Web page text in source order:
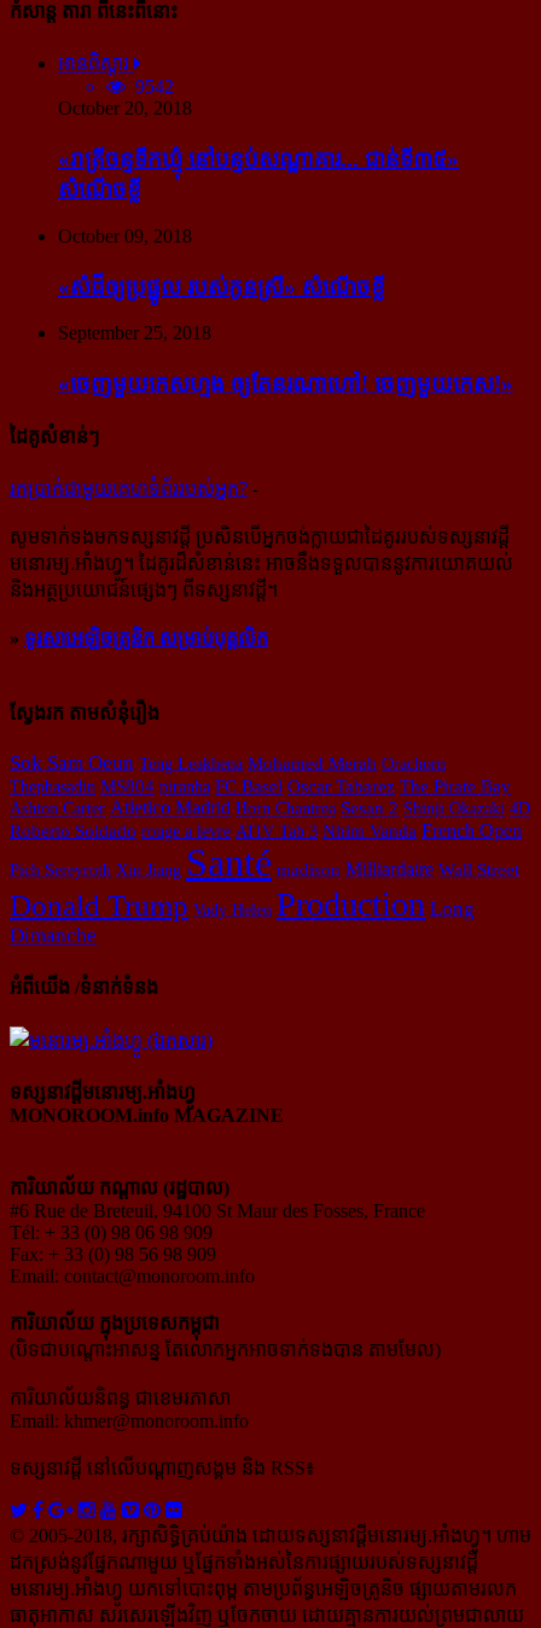
កំសាន្ដ តារា ពីនេះពីនោះ
អានពិស្ដារ
9542
October 20, 2018
«រាត្រីចន្ទទឹកឃ្មុំ នៅបន្ទប់សណ្ឋាគារ... ជាន់ទី៣៥»
សំណើចខ្លី
October 09, 2018
«សំដី​ឲ្យ​ប្រផ្នូល របស់​កូនស្រី» សំណើចខ្លី
September 25, 2018
«ចេញ​មួយ​កេស​ហ្មង ឲ្យ​តែ​នរណា​ហៅ! ចេញ​មួយ​កេស!»
ដៃគូសំខាន់ៗ
រក​​ប្រាក់​​ជា​​មួយ​​គេហទំព័រ​​របស់​​អ្នក? -
សូម​ទាក់ទង​មក​ទស្សនាវដ្ដី ប្រសិន​បើ​អ្នក​ចង់​ក្លាយ​ជា​ដៃគូរ​របស់​ទស្សនាវដ្ដី​
មនោរម្យ.អាំងហ្វូ។ ដៃ​គូរ​ដ៏​សំខាន់​នេះ អាច​នឹង​ទទួល​បាន​នូវ​ការ​យោគយល់
និង​អត្ថ​ប្រយោជន៍​ផ្សេងៗ ពីទស្សនាវដ្ដី។
» ទូរសាអេឡិចត្រូនិក សម្រាប់បុគ្គលិក
ស្វែងរក តាមសំនុំរឿង
Sok Sam Oeun Teng Leakhena Mohamed Merah Orachorn
Thephasadin MS804 piranha FC Basel Oscar Tabarez The Pirate Bay
Ashton Carter Atletico Madrid Horn Chantrea Sesan 2 Shinji Okazaki 4D
Roberto Soldado rouge a levre ATIV Tab 3 Nhim Vanda French Open
Pich Sereyroth Xin Jiang Santé madison Milliardaire Wall Street
Donald Trump Vady Helen Production Long
Dimanche
អំពីយើង /ទំនាក់ទំនង
ទស្សនាវដ្ដីមនោរម្យ.អាំងហ្វូ
MONOROOM.info MAGAZINE
ការិយាល័យ កណ្ដាល (រដ្ឋបាល)
#6 Rue de Breteuil, 94100 St Maur des Fosses, France
Tél: + 33 (0) 98 06 98 909
Fax: + 33 (0) 98 56 98 909
Email: contact@monoroom.info
ការិយាល័យ ក្នុង​ប្រទេស​កម្ពុជា
(បិទជាបណ្ដោះអាសន្ន តែលោកអ្នកអាចទាក់ទងបាន តាមមែល)
ការិយាល័យនិពន្ធ ជាខេមរភាសា
Email: khmer@monoroom.info
ទស្សនាវដ្ដី​ នៅលើបណ្ដាញសង្គម និង RSS៖
© 2005-2018, រក្សាសិទ្ធិគ្រប់យ៉ាង ដោយទស្សនាវដ្ដី​មនោរម្យ.អាំងហ្វូ។ ហាម​
ដក​ស្រង់​នូវ​ផ្នែក​ណា​មួយ​ ឬ​ផ្នែក​ទាំង​អស់​នៃ​ការ​ផ្សាយ​របស់​ទស្សនាវដ្ដី​​
មនោរម្យ.អាំងហ្វូ យក​ទៅ​​បោះពុម្ព តាម​ប្រព័ន្ធ​អេឡិច​ត្រូនិច ផ្សាយ​តាម​រលក​
ធាតុអាកាស សរសេរ​ឡើង​វិញ ឬ​ចែក​ចាយ​ ដោយ​គ្មាន​ការ​យល់ព្រមជា​លាយ​